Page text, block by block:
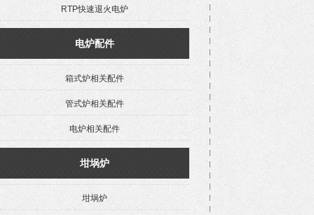
RTP快速退火电炉
电炉配件
箱式炉相关配件
管式炉相关配件
电炉相关配件
坩埚炉
坩埚炉